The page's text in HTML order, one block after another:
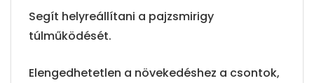
Segít helyreállítani a pajzsmirigy
túlműködését.
Elengedhetetlen a növekedéshez a csontok,